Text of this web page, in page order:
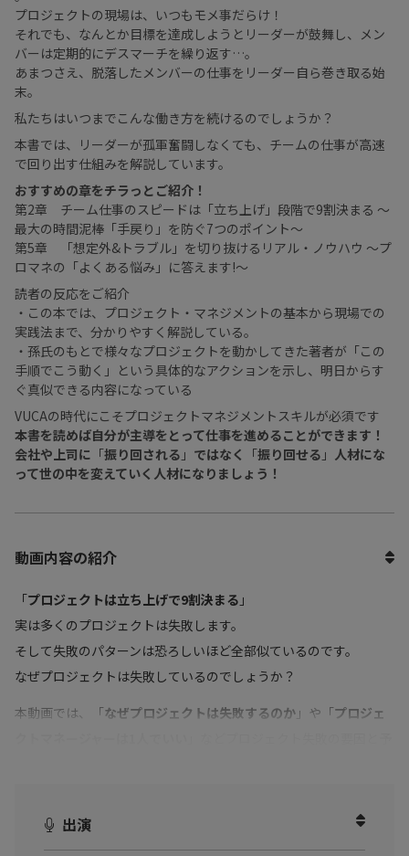
プロジェクトの現場は、いつもモメ事だらけ！
それでも、なんとか目標を達成しようとリーダーが鼓舞し、メン
バーは定期的にデスマーチを繰り返す…。
あまつさえ、脱落したメンバーの仕事をリーダー自ら巻き取る始
末。
私たちはいつまでこんな働き方を続けるのでしょうか？
本書では、リーダーが孤軍奮闘しなくても、チームの仕事が高速
で回り出す仕組みを解説しています。
おすすめの章をチラっとご紹介！
第2章 チーム仕事のスピードは「立ち上げ」段階で9割決まる 〜
最大の時間泥棒「手戻り」を防ぐ7つのポイント〜
第5章 「想定外&トラブル」を切り抜けるリアル・ノウハウ 〜プ
ロマネの「よくある悩み」に答えます!〜
読者の反応をご紹介
・この本では、プロジェクト・マネジメントの基本から現場での
実践法まで、分かりやすく解説している。
・孫氏のもとで様々なプロジェクトを動かしてきた著者が「この
手順でこう動く」という具体的なアクションを示し、明日からす
ぐ真似できる内容になっている
VUCAの時代にこそプロジェクトマネジメントスキルが必須です
本書を読めば自分が主導をとって仕事を進めることができます！
会社や上司に 「振り回される 」 ではなく 「振り回せる 」 人材にな
って世の中を変えていく人材になりましょう！
動画内容の紹介
「プロジェクトは立ち上げで9割決まる 」
実は多くのプロジェクトは失敗します。
そして失敗のパターンは恐ろしいほど全部似ているのです。
なぜプロジェクトは失敗しているのでしょうか？
本動画では、「なぜプロジェクトは失敗するのか 」や「プロジェ
任者でもある方へ！
プロジェクト立ち上げ時のポイントを理解し、明日から実践でき
出演